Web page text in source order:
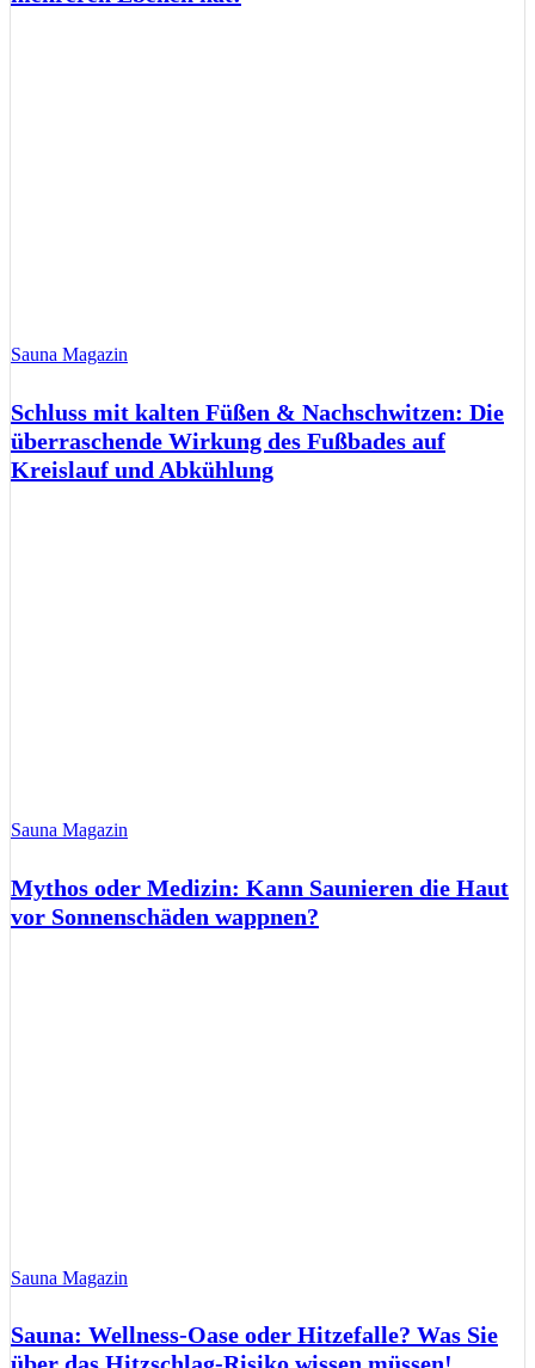
Sauna Magazin
Schluss mit kalten Füßen & Nachschwitzen: Die
überraschende Wirkung des Fußbades auf
Kreislauf und Abkühlung
Sauna Magazin
Mythos oder Medizin: Kann Saunieren die Haut
vor Sonnenschäden wappnen?
Sauna Magazin
Sauna: Wellness-Oase oder Hitzefalle? Was Sie